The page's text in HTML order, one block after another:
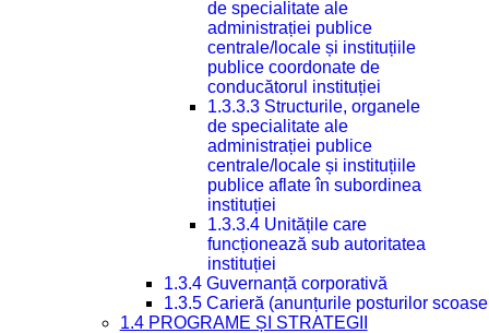
de specialitate ale
administrației publice
centrale/locale și instituțiile
publice coordonate de
conducătorul instituției
1.3.3.3 Structurile, organele
de specialitate ale
administrației publice
centrale/locale și instituțiile
publice aflate în subordinea
instituției
1.3.3.4 Unitățile care
funcționează sub autoritatea
instituției
1.3.4 Guvernanță corporativă
1.3.5 Carieră (anunțurile posturilor
1.4 PROGRAME ȘI STRATEGII